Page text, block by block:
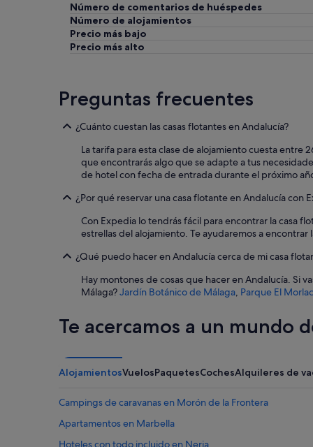
Número de comentarios de huéspedes
Número de alojamientos
Precio más bajo
Precio más alto
Preguntas frecuentes
¿Cuánto cuestan las casas flotantes en Andalucía?
La tarifa para esta clase de alojamiento cuesta
que encontrarás algo que se adapte a tus
de hotel con fecha de entrada durante el próximo
¿Por qué reservar una casa flotante en Andalucía con
Con Expedia lo tendrás fácil para encontrar la casa
estrellas del alojamiento. Te ayudaremos a
¿Qué puedo hacer en Andalucía cerca de mi casa
Hay montones de cosas que hacer en Andalucía. Si
Málaga?Jardín Botánico de Málaga, Parque El
Te acercamos a un mundo
AlojamientosVuelosPaquetesCochesAlquileres de
Campings de caravanas en Morón de la Frontera
Apartamentos en Marbella
Hoteles con todo incluido en Nerja